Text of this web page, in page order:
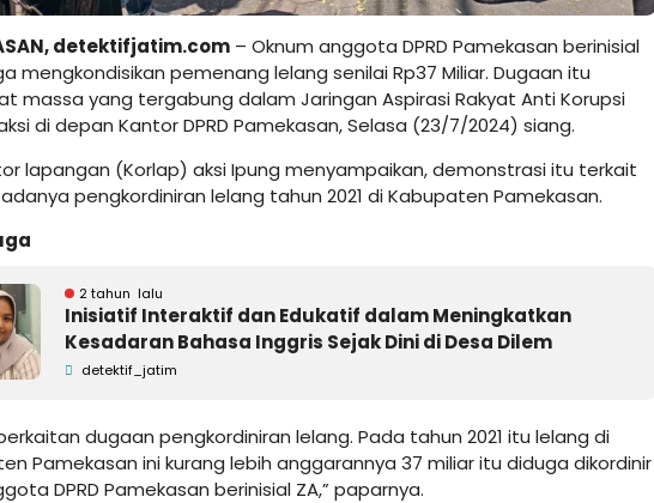
detektifjatim.com – Oknum anggota DPRD Pamekasan berinisial
mengkondisikan pemenang lelang senilai Rp37 Miliar. Dugaan itu
massa yang tergabung dalam Jaringan Aspirasi Rakyat Anti Korupsi
di depan Kantor DPRD Pamekasan, Selasa (23/7/2024) siang.
lapangan (Korlap) aksi Ipung menyampaikan, demonstrasi itu terkait
pengkordiniran lelang tahun 2021 di Kabupaten Pamekasan.
2 tahun lalu
Inisiatif Interaktif dan Edukatif dalam Meningkatkan
Kesadaran Bahasa Inggris Sejak Dini di Desa Dilem
detektif_jatim
dugaan pengkordiniran lelang. Pada tahun 2021 itu lelang di
Pamekasan ini kurang lebih anggarannya 37 miliar itu diduga dikordinir
DPRD Pamekasan berinisial ZA,” paparnya.